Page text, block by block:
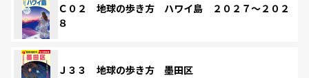
Ｃ０２ 地球の歩き方 ハワイ島 ２０２７～２０２
８
Ｊ３３ 地球の歩き方 墨田区